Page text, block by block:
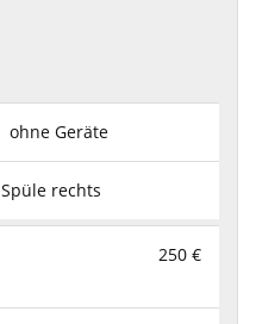
ohne Geräte
Spüle rechts
250 €